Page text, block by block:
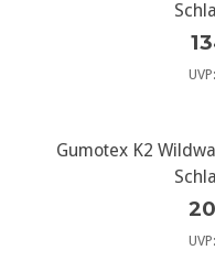
Gumotex K2